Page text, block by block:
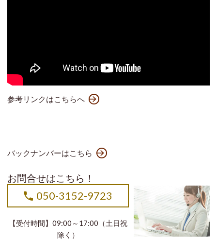
参考リンクはこちらへ
バックナンバーはこちら
お問合せはこちら！
050-3152-9723
【受付時間】09:00～17:00（土日祝
除く）